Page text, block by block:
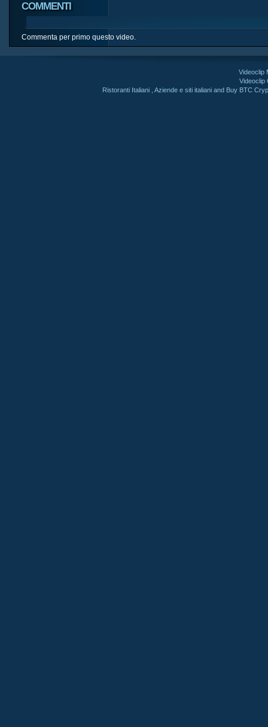
COMMENTI
Commenta per primo questo video.
Videoclip
Videoclip
Ristoranti Italiani ,Aziende e siti italiani and Buy BTC